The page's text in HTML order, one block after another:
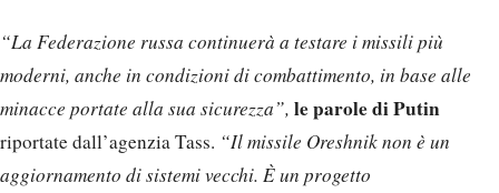
“La Federazione russa continuerà a testare i missili più
moderni, anche in condizioni di combattimento, in base alle
minacce portate alla sua sicurezza”, le parole di Putin
riportate dall’agenzia Tass. “Il missile Oreshnik non è un
aggiornamento di sistemi vecchi. È un progetto